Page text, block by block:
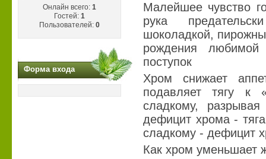
Онлайн всего: 1
Гостей: 1
Пользователей: 0
Форма входа
Малейшее чувство
рука
шоколадкой,
рождения
поступок
Хром снижает
подавляет тягу к
сладкому,
дефицит хрома -
сладкому - дефицит
Как хром уменьшает